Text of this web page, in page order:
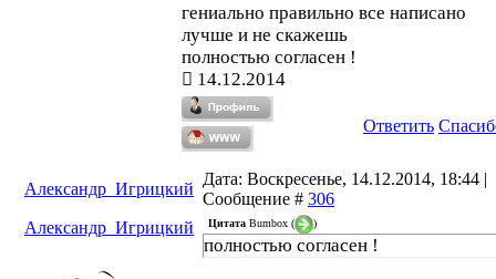
все мерзавцы. Они начинают драку за
внимание директора. Потом уже
дерется с этим плотным кольцом
за то, что бы не стать у них
этих боях кому-то выгодно, что бы в
коллективе горели скандалы и было
побольше бардака. Кто-то в темной
тоже в скандалах. Потом в интриги
втягиваются дети и родители. И вся
может довольно долго смердеть.
гениально правильно все написано
лучше и не скажешь
полностью согласен !
14.12.2014
Ответить
Александр_Игрицкий
Дата: Воскресенье, 14.12.2014, 18:44 |
Сообщение # 306
Александр_Игрицкий
Цитата Bumbox ( )
полностью согласен !